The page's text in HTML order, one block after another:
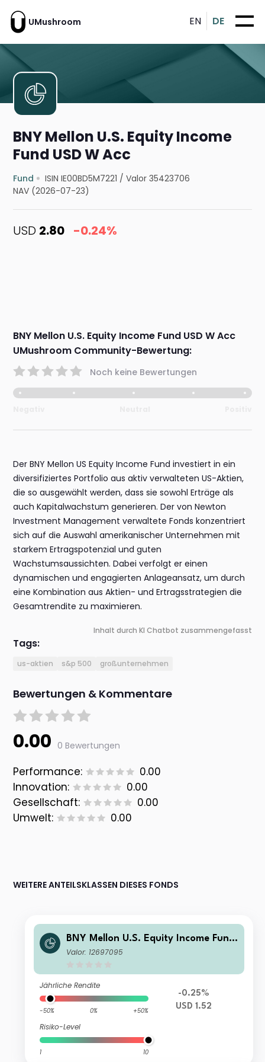
UMushroom EN DE
BNY Mellon U.S. Equity Income
Fund USD W Acc
Fund ISIN IE00BD5M7221 /Valor 35423706
NAV (2026-07-23)
USD 2.80 -0.24%
BNY Mellon U.S. Equity Income Fund USD W Acc
UMushroom Community-Bewertung:
Noch keine Bewertungen
Der BNY Mellon US Equity Income Fund investiert in ein
diversifiziertes Portfolio aus aktiv verwalteten US-Aktien,
die so ausgewählt werden, dass sie sowohl Erträge als
auch Kapitalwachstum generieren. Der von Newton
Investment Management verwaltete Fonds konzentriert
sich auf die Auswahl amerikanischer Unternehmen mit
starkem Ertragspotenzial und guten
Wachstumsaussichten. Dabei verfolgt er einen
dynamischen und engagierten Anlageansatz, um durch
eine Kombination aus Aktien- und Ertragsstrategien die
Gesamtrendite zu maximieren.
Inhalt durch KI Chatbot zusammengefasst
Tags:
us-aktien s&p 500 großunternehmen
Bewertungen & Kommentare
0.00 0 Bewertungen
Performance:
0.00
Innovation:
0.00
Gesellschaft:
0.00
Umwelt:
0.00
WEITERE ANTEILSKLASSEN DIESES FONDS
BNY Mellon U.S. Equity Income Fund
USD A Inc
Valor: 12697095
Jährliche Rendite
-50% 0% +50%
Risiko-Level
1 10
-0.25%
USD 1.52